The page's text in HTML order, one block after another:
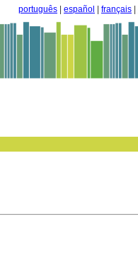
português español français